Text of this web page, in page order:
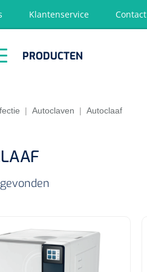
Klantenservice Contact
PRODUCTEN
| Autoclaven | Autoclaaf